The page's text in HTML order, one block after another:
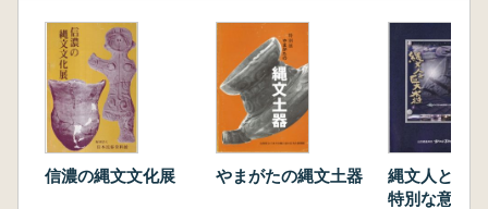
信濃の縄文文化展 やまがたの縄文土器
縄文人と巨
特別な意味